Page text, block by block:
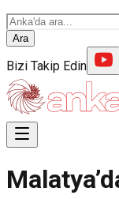
Ara
Bizi Takip Edin